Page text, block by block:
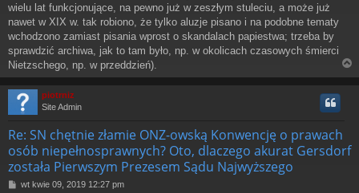
wielu lat funkcjonujące, na pewno już w zeszłym stuleciu, a może już
nawet w XIX w. tak robiono, że tylko aluzje pisano i na podobne tematy
wchodzono zamiast pisania wprost o skandalach papiestwa; trzeba by
sprawdzić archiwa, jak to tam było, np. w okolicach czasowych śmierci
Nietzschego, np. w przeddzień).
a
piotrniz
Site Admin
Re: SN chętnie złamie ONZ-owską Konwencję o prawach
osób niepełnosprawnych? Oto, dlaczego akurat Gersdorf
została Pierwszym Prezesem Sądu Najwyższego
Pwt kwie 09, 2019 12:27 pm